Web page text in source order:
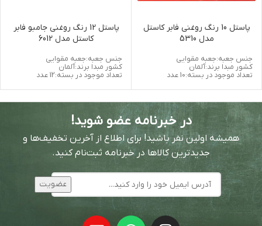
پاستل 10 رنگ روغنی فابر کاستل
مدل 5310
جنس جعبه:جعبه مقوایی
کشور مبدا برند:آلمان
تعداد موجود در بسته:10 عدد
پاستل 12 رنگ روغنی جامبو فابر
کاستل مدل 6012
جنس جعبه:جعبه مقوایی
کشور مبدا برند:آلمان
تعداد موجود در بسته:12 عدد
در خبرنامه عضو شوید!
همیشه اولین نفر باشید! برای اطلاع از آخرین تخفیف‌ها و
جدیدترین کالاها در خبرنامه ثبت‌نام کنید.